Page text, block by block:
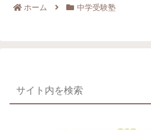
ホーム 中学受験塾